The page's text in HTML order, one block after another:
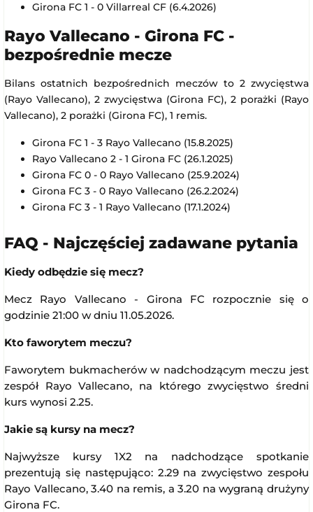
Girona FC 1 - 0 Villarreal CF (6.4.2026)
Rayo Vallecano - Girona FC -
bezpośrednie mecze
Bilans ostatnich bezpośrednich meczów to 2 zwycięstwa
(Rayo Vallecano), 2 zwycięstwa (Girona FC), 2 porażki (Rayo
Vallecano), 2 porażki (Girona FC), 1 remis.
Girona FC 1 - 3 Rayo Vallecano (15.8.2025)
Rayo Vallecano 2 - 1 Girona FC (26.1.2025)
Girona FC 0 - 0 Rayo Vallecano (25.9.2024)
Girona FC 3 - 0 Rayo Vallecano (26.2.2024)
Girona FC 3 - 1 Rayo Vallecano (17.1.2024)
FAQ - Najczęściej zadawane pytania
Kiedy odbędzie się mecz?
Mecz Rayo Vallecano - Girona FC rozpocznie się o
godzinie 21:00 w dniu 11.05.2026.
Kto faworytem meczu?
Faworytem bukmacherów w nadchodzącym meczu jest
zespół Rayo Vallecano, na którego zwycięstwo średni
kurs wynosi 2.25.
Jakie są kursy na mecz?
Najwyższe kursy 1X2 na nadchodzące spotkanie
prezentują się następująco: 2.29 na zwycięstwo zespołu
Rayo Vallecano, 3.40 na remis, a 3.20 na wygraną drużyny
Girona FC.